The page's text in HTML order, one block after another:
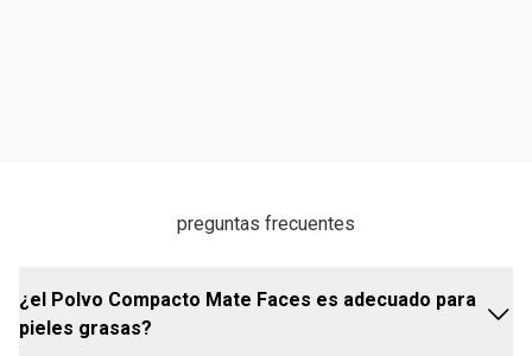
preguntas frecuentes
¿el Polvo Compacto Mate Faces es adecuado para
pieles grasas?